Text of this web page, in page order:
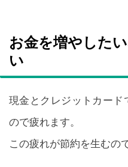
お金を増やした
い
現金とクレジットカード
ので疲れます。
この疲れが節約を生むの